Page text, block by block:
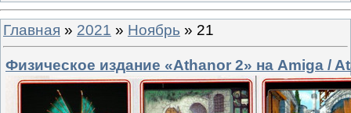
Главная » 2021 » Ноябрь » 21
Физическое издание «Athanor 2» на Amiga /